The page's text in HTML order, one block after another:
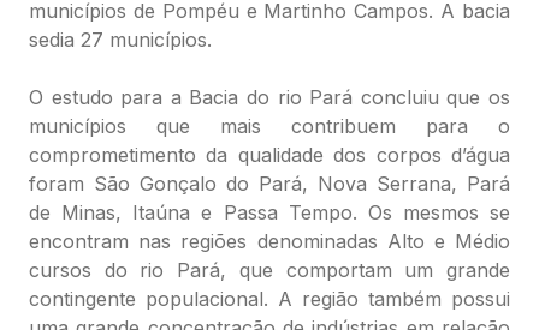
municípios de Pompéu e Martinho Campos. A bacia
sedia 27 municípios.
O estudo para a Bacia do rio Pará concluiu que os
municípios que mais contribuem para o
comprometimento da qualidade dos corpos d’água
foram São Gonçalo do Pará, Nova Serrana, Pará
de Minas, Itaúna e Passa Tempo. Os mesmos se
encontram nas regiões denominadas Alto e Médio
cursos do rio Pará, que comportam um grande
contingente populacional. A região também possui